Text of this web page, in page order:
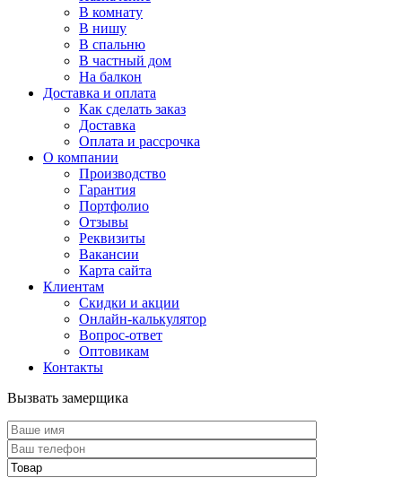
В комнату
В нишу
В спальню
В частный дом
На балкон
Доставка и оплата
Как сделать заказ
Доставка
Оплата и рассрочка
О компании
Производство
Гарантия
Портфолио
Отзывы
Реквизиты
Вакансии
Карта сайта
Клиентам
Скидки и акции
Онлайн-калькулятор
Вопрос-ответ
Оптовикам
Контакты
Вызвать замерщика